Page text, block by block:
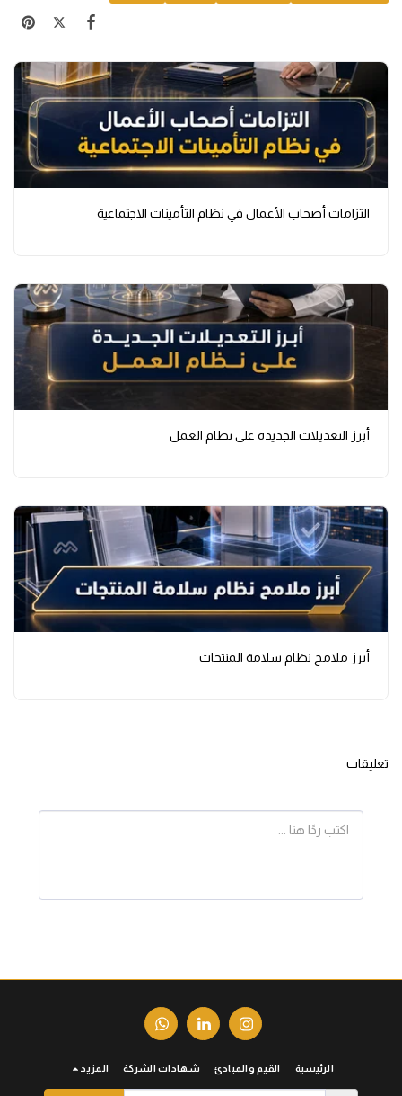
التزامات أصحاب الأعمال في نظام التأمينات الاجتماعية
أبرز التعديلات الجديدة على نظام العمل
أبرز ملامح نظام سلامة المنتجات
تعليقات
الرئيسية القيم والمبادئ شهادات الشركة المزيد